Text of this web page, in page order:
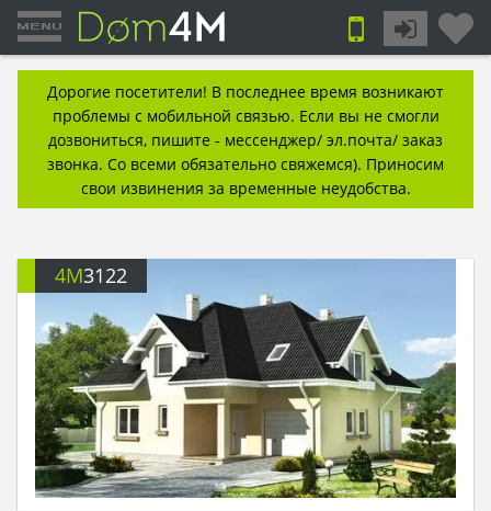
Дорогие посетители! В последнее время возникают
проблемы с мобильной связью. Если вы не смогли
дозвониться, пишите - мессенджер/ эл.почта/ заказ
звонка. Со всеми обязательно свяжемся). Приносим
свои извинения за временные неудобства.
4M3122